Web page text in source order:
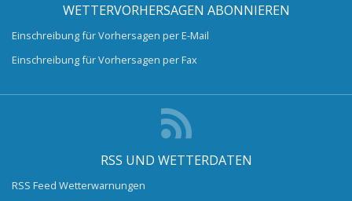
WETTERVORHERSAGEN ABONNIEREN
Einschreibung für Vorhersagen per E-Mail
Einschreibung für Vorhersagen per Fax
RSS UND WETTERDATEN
RSS Feed Wetterwarnungen